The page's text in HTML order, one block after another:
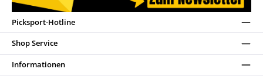
Picksport-Hotline
Shop Service
Informationen